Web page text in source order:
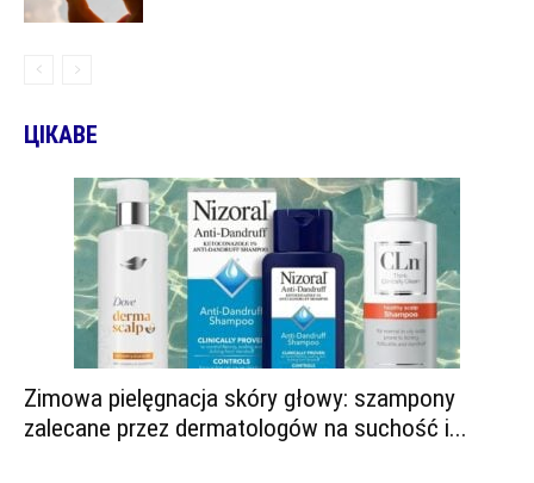
ЦІКАВЕ
Zimowa pielęgnacja skóry głowy: szampony
zalecane przez dermatologów na suchość i...